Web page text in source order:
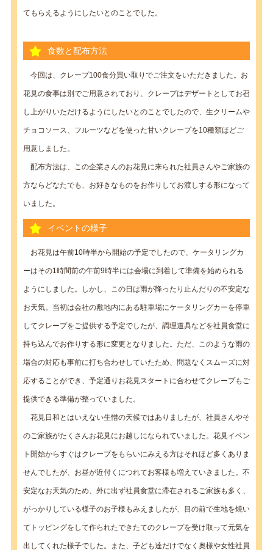
てもらえるようにしたいとのことでした。
食数と配布方法
今回は、クレープ100食分買い取りでご注文をいただきました。お
花見の食事は別でご用意されており、クレープはデザートとしてお召
し上がりいただけるようにしたいとのことでしたので、生クリームや
チョコソース、フルーツなどを使った甘いクレープを10種類ほどご
用意しました。
配布方法は、この企業さんのお花見に来られた社員さんやご家族の
方ならどなたでも、お好きなものをお作りしてお渡しする形になって
いました。
イベントの様子
お花見は午前10時半から開始の予定でしたので、ケータリングカ
ーはその1時間前の午前9時半には会場に到着して準備を始められる
ようにしました。しかし、この日は雨が降ったり止んだりの不安定な
お天気。当初は会社の敷地内にある駐車場にケータリングカーを停車
してクレープをご提供する予定でしたが、調理道具などを社員食堂に
持ち込んでお作りする形に変更となりました。ただ、このような雨の
場合の対応も事前に打ち合わせしていたため、問題なくスムーズに対
応することができ、予定通りお花見スタートに合わせてクレープもご
提供できる準備が整っていました。
花見日和とはいえない生憎の天候ではありましたが、社員さんやそ
のご家族がたくさんお花見にお越しになられていました。花見イベン
ト開始からすぐはクレープをもらいにみえる方はそれほど多くありま
せんでしたが、お昼が近付くにつれてお客様も増えていきました。不
安定なお天気のため、外に出ず社員食堂に滞在されるご家族も多く、
がっかりしている様子のお子様もみえましたが、目の前で生地を焼い
てトッピングをして作られたできたてのクレープを受け取って元気を
出してくれた様子でした。また、子ども達だけでなく奥様や女性社員